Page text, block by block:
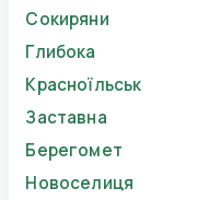
Сокиряни
Глибока
Красноїльськ
Заставна
Берегомет
Новоселиця